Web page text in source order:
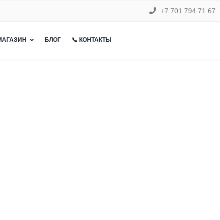
+7 701 794 71 67
БЛОГ 📞 КОНТАКТЫ